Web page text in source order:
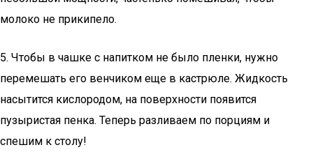
молоко не прикипело.
5. Чтобы в чашке с напитком не было пленки, нужно
перемешать его венчиком еще в кастрюле. Жидкость
насытится кислородом, на поверхности появится
пузыристая пенка. Теперь разливаем по порциям и
спешим к столу!